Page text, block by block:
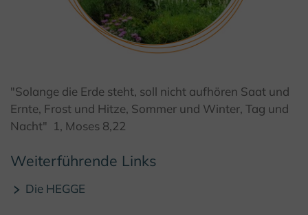
"Solange die Erde steht, soll nicht aufhören Saat und
Ernte, Frost und Hitze, Sommer und Winter, Tag und
Nacht" 1, Moses 8,22
Weiterführende Links
Die HEGGE